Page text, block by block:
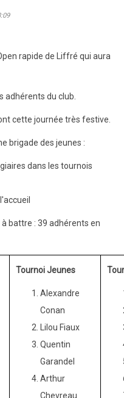
rapide de Liffré qui aura
adhérents du club.
cette journée très festive.
brigade des jeunes :
dans les tournois
à battre : 39 adhérents en
Tournoi Jeunes
Alexandre
Conan
Lilou Fiaux
Quentin
Garandel
Arthur
Chevreau